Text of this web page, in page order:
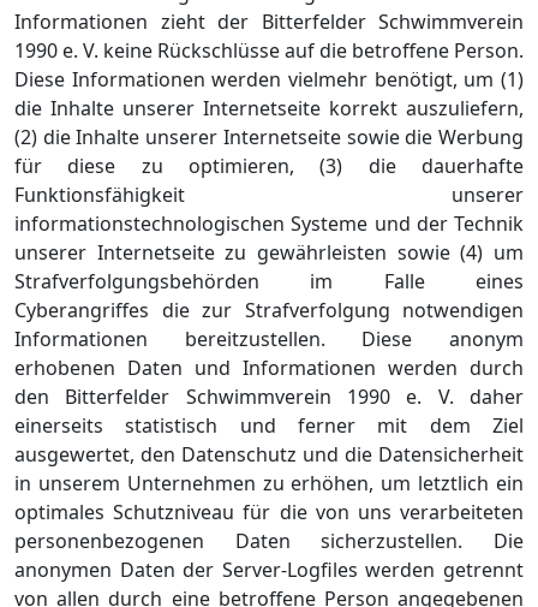
Informationen zieht der Bitterfelder Schwimmverein
1990 e. V. keine Rückschlüsse auf die betroffene Person.
Diese Informationen werden vielmehr benötigt, um (1)
die Inhalte unserer Internetseite korrekt auszuliefern,
(2) die Inhalte unserer Internetseite sowie die Werbung
für diese zu optimieren, (3) die dauerhafte
Funktionsfähigkeit unserer
informationstechnologischen Systeme und der Technik
unserer Internetseite zu gewährleisten sowie (4) um
Strafverfolgungsbehörden im Falle eines
Cyberangriffes die zur Strafverfolgung notwendigen
Informationen bereitzustellen. Diese anonym
erhobenen Daten und Informationen werden durch
den Bitterfelder Schwimmverein 1990 e. V. daher
einerseits statistisch und ferner mit dem Ziel
ausgewertet, den Datenschutz und die Datensicherheit
in unserem Unternehmen zu erhöhen, um letztlich ein
optimales Schutzniveau für die von uns verarbeiteten
personenbezogenen Daten sicherzustellen. Die
anonymen Daten der Server-Logfiles werden getrennt
von allen durch eine betroffene Person angegebenen